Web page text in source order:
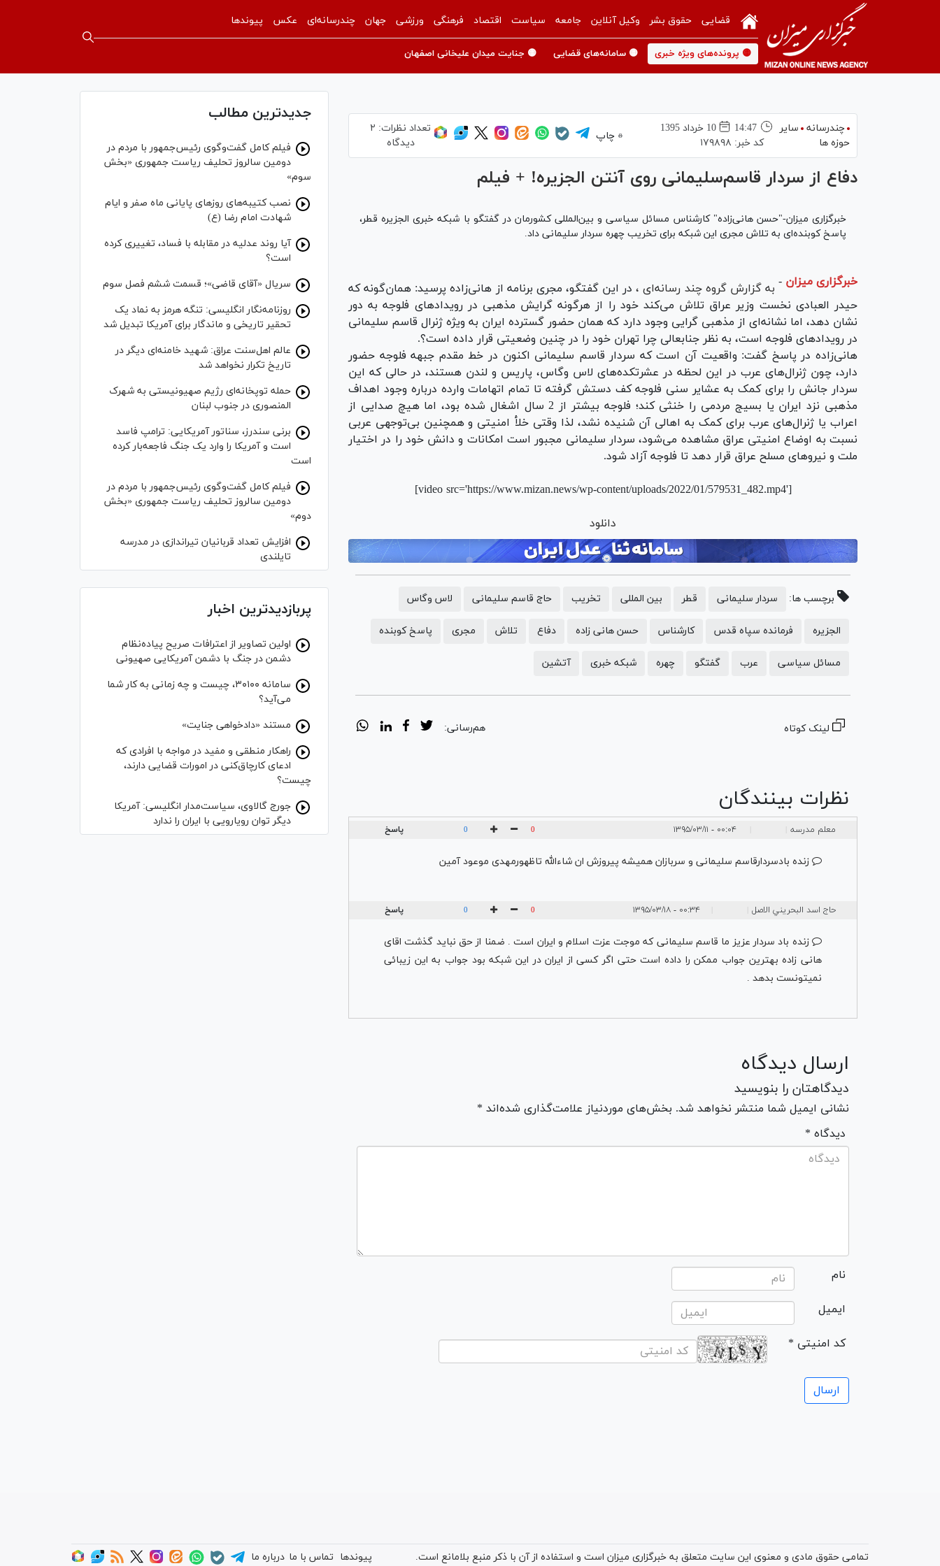
قضایی حقوق بشر وکیل آنلاین جامعه سیاست اقتصاد فرهنگی ورزشی جهان چندرسانه‌ای عکس پیوندها
🟡 پرونده‌های ویژه خبری 🟡 سامانه‌های قضایی 🟡 جنایت میدان علیخانی اصفهان
چندرسانه
سایر
حوزه ها
14:47
10 خرداد 1395
کد خبر: ۱۷۹۸۹۸
چاپ
تعداد نظرات: ۲
دیدگاه
دفاع از سردار قاسم‌سلیمانی روی آنتن الجزیره! + فیلم
خبرگزاری میزان-"حسن هانی‌زاده" کارشناس مسائل سیاسی و بین‌المللی کشورمان در گفتگو با شبکه خبری الجزیره قطر،
پاسخ کوبنده‌ای به تلاش مجری این شبکه برای تخریب چهره سردار سلیمانی داد.
خبرگزاری میزان - به گزارش گروه چند رسانه‌‌ای ، در این گفتگو، مجری برنامه از هانی‌زاده پرسید: همان‌گونه که
حیدر العبادی نخست وزیر عراق تلاش می‌کند خود را از هرگونه گرایش مذهبی در رویدادهای فلوجه به دور
نشان دهد، اما نشانه‌ای از مذهبی گرایی وجود دارد که همان حضور گسترده ایران به ویژه ژنرال قاسم سلیمانی
در رویدادهای فلوجه است، به نظر جنابعالی چرا تهران خود را در چنین وضعیتی قرار داده است؟.
هانی‌زاده در پاسخ گفت: واقعیت آن است که سردار قاسم سلیمانی اکنون در خط مقدم جبهه فلوجه حضور
دارد، چون ژنرال‌های عرب در این لحظه در عشرتکده‌های لاس وگاس، پاریس و لندن هستند، در حالی که این
سردار جانش را برای کمک به عشایر سنی فلوجه کف دستش گرفته تا تمام اتهامات وارده درباره وجود اهداف
مذهبی نزد ایران یا بسیج مردمی را خنثی کند؛ فلوجه بیشتر از 2 سال اشغال شده بود، اما هیچ صدایی از
اعراب یا ژنرال‌های عرب برای کمک به اهالی آن شنیده نشد، لذا وقتی خلأ امنیتی و همچنین بی‌توجهی عربی
نسبت به اوضاع امنیتی عراق مشاهده می‌شود، سردار سلیمانی مجبور است امکانات و دانش خود را در اختیار
ملت و نیروهای مسلح عراق قرار دهد تا فلوجه آزاد شود.
[video src='https://www.mizan.news/wp-content/uploads/2022/01/579531_482.mp4']
دانلود
برچسب ها: سردار سلیمانی قطر بین المللی تخریب حاج قاسم سلیمانی لاس وگاس
الجزیره فرمانده سپاه قدس کارشناس حسن هانی زاده دفاع تلاش مجری پاسخ کوبنده
مسائل سیاسی عرب گفتگو چهره شبکه خبری آتشین
لینک کوتاه هم‌رسانی:
نظرات بینندگان
معلم مدرسه ۰۰:۰۴ - ۱۳۹۵/۰۳/۱۱ 0
0 پاسخ
زنده بادسردارقاسم سلیمانی و سربازان همیشه پیروزش ان شاءالله تاظهورمهدی موعود آمین
حاج اسد البحريني الاصل ۰۰:۳۴ - ۱۳۹۵/۰۳/۱۸ 0
0 پاسخ
زنده باد سردار عزیز ما قاسم سلیمانی که موجت عزت اسلام و ایران است . ضمنا از حق نباید گذشت اقای
هانی زاده بهترین جواب ممکن را داده است حتی اگر کسی از ایران در این شبکه بود جواب به این زیبائی
نمیتونست بدهد .
ارسال دیدگاه
دیدگاهتان را بنویسید
نشانی ایمیل شما منتشر نخواهد شد. بخش‌های موردنیاز علامت‌گذاری شده‌اند *
* دیدگاه
نام
ایمیل
* کد امنیتی
جدیدترین مطالب
فیلم کامل گفت‌وگوی رئیس‌جمهور با مردم در
دومین سالروز تحلیف ریاست جمهوری «بخش
سوم»
نصب کتیبه‌های روز‌های پایانی ماه صفر و ایام
شهادت امام رضا (ع)
آیا روند عدلیه در مقابله با فساد، تغییری کرده
است؟
سریال «آقای قاضی»؛ قسمت ششم فصل سوم
روزنامه‌نگار انگلیسی: تنگه هرمز به نماد یک
تحقیر تاریخی و ماندگار برای آمریکا تبدیل شد
عالم اهل‌سنت عراق: شهید خامنه‌ای دیگر در
تاریخ تکرار نخواهد شد
حمله توپخانه‌ای رژیم صهیونیستی به شهرک
المنصوری در جنوب لبنان
برنی سندرز، سناتور آمریکایی: ترامپ فاسد
است و آمریکا را وارد یک جنگ فاجعه‌بار کرده
است
فیلم کامل گفت‌وگوی رئیس‌جمهور با مردم در
دومین سالروز تحلیف ریاست جمهوری «بخش
دوم»
افزایش تعداد قربانیان تیراندازی در مدرسه
تایلندی
پربازدیدترین اخبار
اولین تصاویر از اعترافات صریح پیاده‌نظام‌
دشمن در جنگ با دشمن آمریکایی صهیونی
سامانه ۳۰۱۰۰، چیست و چه زمانی به کار شما
می‌آید؟
مستند «دادخواهی جنایت»
راهکار منطقی و مفید در مواجه با افرادی که
ادعای کارچاق‌کنی در امورات قضایی دارند،
چیست؟
جورج گالاوی، سیاست‌مدار انگلیسی: آمریکا
دیگر توان رویارویی با ایران را ندارد
تمامی حقوق مادی و معنوی این سایت متعلق به خبرگزاری میزان است و استفاده از آن با ذکر منبع بلامانع است.
پیوندها تماس با ما درباره ما